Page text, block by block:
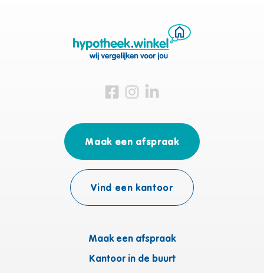
Bezoek ons op Facebook
Bezoek ons op Instagram
Bezoek ons op Linkedin
Maak een afspraak
Kantoor in de buurt
Maak een afspraak
Vind een kantoor